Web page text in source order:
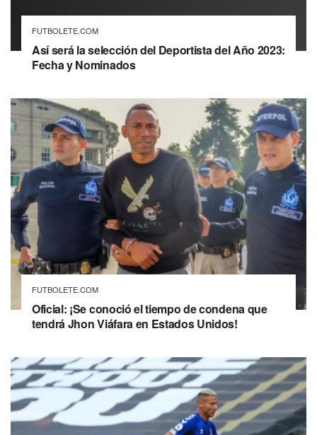
FUTBOLETE.COM
Así será la selección del Deportista del Año 2023:
Fecha y Nominados
FUTBOLETE.COM
Oficial: ¡Se conoció el tiempo de condena que
tendrá Jhon Viáfara en Estados Unidos!